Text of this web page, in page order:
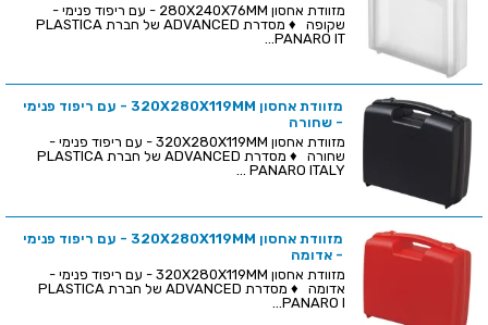
מזוודת אחסון 280X240X76MM - עם ריפוד פנימי -
שקופה ♦ מסדרת ADVANCED של חברת PLASTICA
PANARO IT...
מזוודת אחסון 320X280X119MM - עם ריפוד פנימי
- שחורה
מזוודת אחסון 320X280X119MM - עם ריפוד פנימי -
שחורה ♦ מסדרת ADVANCED של חברת PLASTICA
PANARO ITALY ...
מזוודת אחסון 320X280X119MM - עם ריפוד פנימי
- אדומה
מזוודת אחסון 320X280X119MM - עם ריפוד פנימי -
אדומה ♦ מסדרת ADVANCED של חברת PLASTICA
PANARO I...